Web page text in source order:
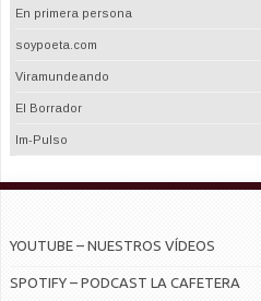
En primera persona
soypoeta.com
Viramundeando
El Borrador
Im-Pulso
YOUTUBE – NUESTROS VÍDEOS
SPOTIFY – PODCAST LA CAFETERA